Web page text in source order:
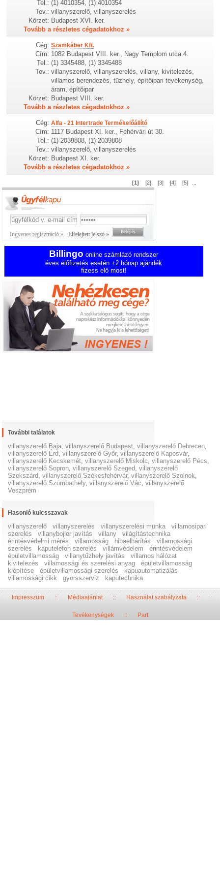
Tel.: (1) 4010354, (1) 4010354
Tev.: villanyszerelő, villanyszerelés
Körzet: Budapest XVI. ker.
Tovább a részletes cégadatokhoz »
Cég: Szamkáber Kft.
Cím: 1082 Budapest VIII. ker., Nagy Templom utca 4.
Tel.: (1) 3345488, (1) 3345488
Tev.: villanyszerelő, villanyszerelés, villany, kivitelezés,
villamos berendezés, tüzhely, építőipari tevékenység,
áram, építőipar
Körzet: Budapest VIII. ker.
Tovább a részletes cégadatokhoz »
Cég: Alfa - 21 Intertrade Termékelőállító
Cím: 1117 Budapest XI. ker., Fehérvári út 30.
Tel.: (1) 2039808, (1) 2039808
Tev.: villanyszerelő, villanyszerelés
Körzet: Budapest XI. ker.
Tovább a részletes cégadatokhoz »
[1] [2] [3] [4] [5]
Ingyenes regisztráció » Elfelejtett jelszó »
Billingo online számlázó rendszer
éves előfizetés esetén +2 hónap ajándék
fizess elő most!
További találatok
villanyszerelő Baja ,villanyszerelő Budapest ,villanyszerelő Debrecen
villanyszerelő Érd ,villanyszerelő Győr,villanyszerelő Kaposvár,
villanyszerelő Kecskemét ,villanyszerelő Miskolc ,villanyszerelő Pécs
villanyszerelő Sopron ,villanyszerelő Szeged ,villanyszerelő
Szekszárd ,villanyszerelő Székesfehérvár,villanyszerelő Szolnok
villanyszerelő Szombathely,villanyszerelő Vác ,villanyszerelő
Veszprém
Hasonló kulcsszavak
villanyszerelő villanyszerelés villanyszerelési munka
villamosipari
szerelés
villanybojler javítás villany
világítástechnika
érintésvédelmi mérés
villamosság hibaelhárítás
villamossági
szerelés
kaputelefon szerelés villámvédelem
érintésvédelem
épületvillamosság
villanytűzhely javítás
villamos hálózat
kivitelezés
villamossági és szerelési anyag
épületvillamosság
kiépítése
épületvillamossági szerelés
kapuautomatizálás
villamossági cikk
gyorsszerviz kaputechnika
Impresszum::Médiaajánlat::Használat szabályzata::
Tevékenységek:: Part